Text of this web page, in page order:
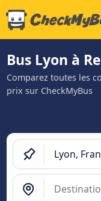
Bus Lyon à
Comparez toutes les
prix sur CheckMyBus